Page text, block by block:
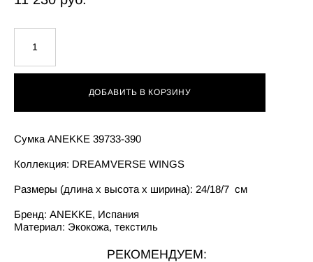
ДОБАВИТЬ В КОРЗИНУ
Сумка ANEKKE 39733-390
Коллекция: DREAMVERSE WINGS
Размеры (длина х высота х ширина): 24/18/7 см
Бренд: ANEKKE, Испания
Материал: Экокожа, текстиль
РЕКОМЕНДУЕМ: